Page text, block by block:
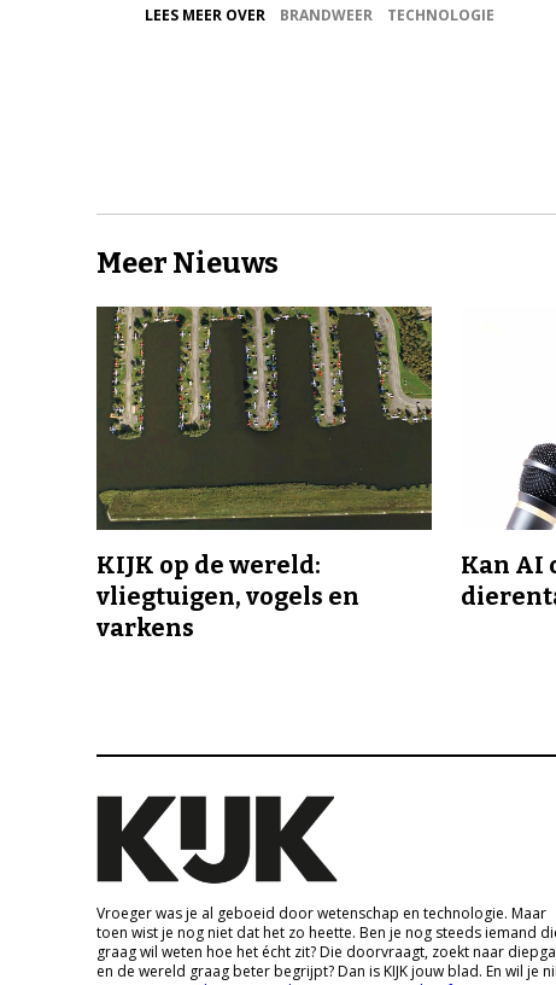
LEES MEER OVER BRANDWEER TECHNOLOGIE
Meer Nieuws
KIJK op de wereld:
vliegtuigen, vogels en
varkens
Kan AI
Vroeger was je al geboeid door wetenschap en technologie. Maar
toen wist je nog niet dat het zo heette. Ben je nog steeds iemand
graag wil weten hoe het écht zit? Die doorvraagt, zoekt naar
en de wereld graag beter begrijpt? Dan is KIJK jouw blad. En wil je